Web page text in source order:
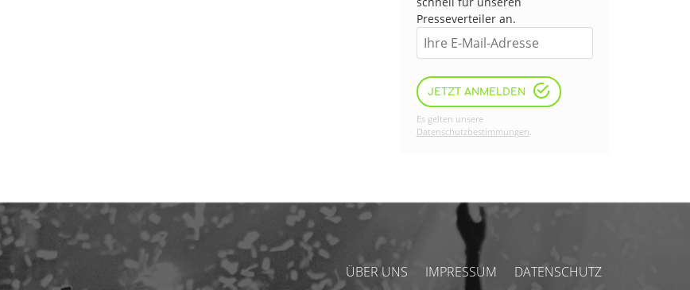
Presseverteiler an.
JETZT ANMELDEN
Es gelten unsere
Datenschutzbestimmungen.
ÜBER UNS IMPRESSUM DATENSCHUTZ